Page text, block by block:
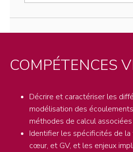
COMPÉTENCES
Décrire et caractériser les
modélisation des
méthodes de calcul associées
Identifier les spécificités de la
cœur, et GV, et les enjeux